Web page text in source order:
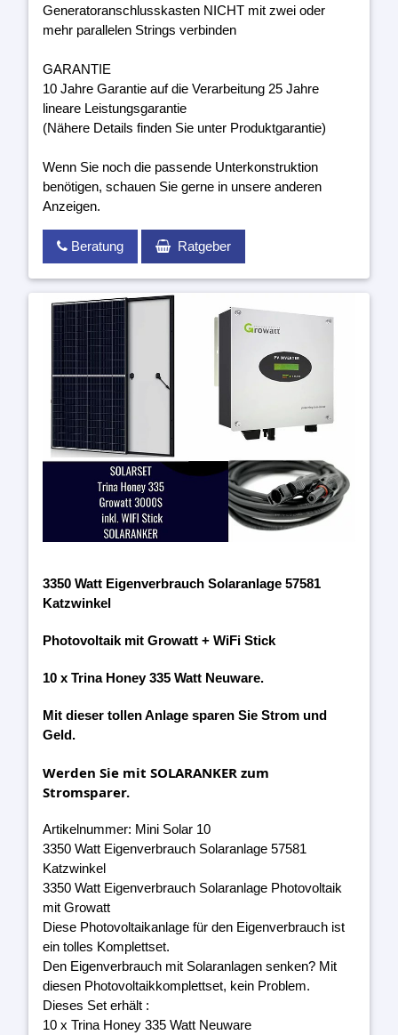
Generatoranschlusskasten NICHT mit zwei oder
mehr parallelen Strings verbinden
GARANTIE
10 Jahre Garantie auf die Verarbeitung 25 Jahre
lineare Leistungsgarantie
(Nähere Details finden Sie unter Produktgarantie)
Wenn Sie noch die passende Unterkonstruktion
benötigen, schauen Sie gerne in unsere anderen
Anzeigen.
Beratung Ratgeber
3350 Watt Eigenverbrauch Solaranlage 57581
Katzwinkel
Photovoltaik mit Growatt + WiFi Stick
10 x Trina Honey 335 Watt Neuware.
Mit dieser tollen Anlage sparen Sie Strom und
Geld.
Werden Sie mit SOLARANKER zum
Stromsparer.
Artikelnummer: Mini Solar 10
3350 Watt Eigenverbrauch Solaranlage 57581
Katzwinkel
3350 Watt Eigenverbrauch Solaranlage Photovoltaik
mit Growatt
Diese Photovoltaikanlage für den Eigenverbrauch ist
ein tolles Komplettset.
Den Eigenverbrauch mit Solaranlagen senken? Mit
diesen Photovoltaikkomplettset, kein Problem.
Dieses Set erhält :
10 x Trina Honey 335 Watt Neuware